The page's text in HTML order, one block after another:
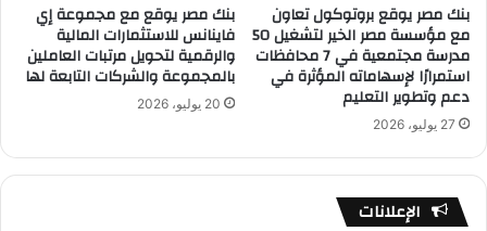
بنك مصر يوقع بروتوكول تعاون
مع مؤسسة مصر الخير لتشغيل 50
مدرسة مجتمعية في 7 محافظات
استمرارًا لإسهاماته المؤثرة في
دعم وتطوير التعليم
27 يوليو، 2026
بنك مصر يوقع مع مجموعة إي
فاينانس للاستثمارات المالية
والرقمية لتحويل مرتبات العاملين
بالمجموعة والشركات التابعة لها
20 يوليو، 2026
الإعلانات